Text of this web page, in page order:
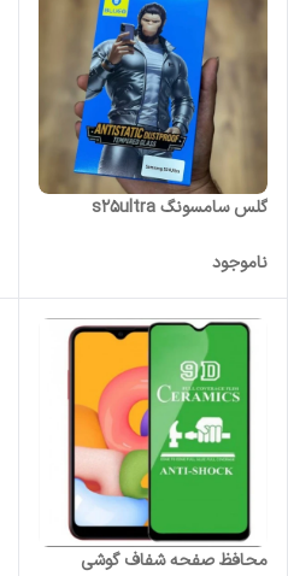
گلس سامسونگ s25ultra
ناموجود
محافظ صفحه شفاف گوشی